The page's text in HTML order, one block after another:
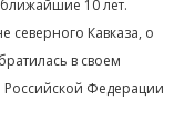
10 лет.
северного Кавказа, о
в своем
Российской Федерации